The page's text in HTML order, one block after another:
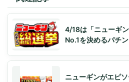
4/18は「ニューギ
No.1を決めるパチ
ニューギンがエピ